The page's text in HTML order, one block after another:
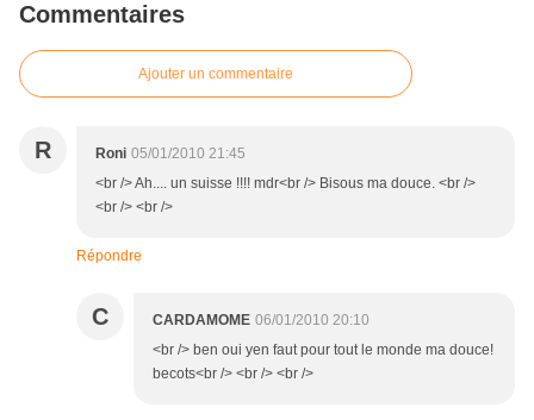
Commentaires
Ajouter un commentaire
R Roni 05/01/2010 21:45
<br /> Ah.... un suisse !!!! mdr<br /> Bisous ma douce. <br />
<br /> <br />
Répondre
C CARDAMOME 06/01/2010 20:10
<br /> ben oui yen faut pour tout le monde ma douce!
becots<br /> <br /> <br />